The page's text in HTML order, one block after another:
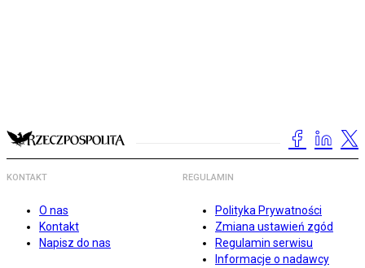
KONTAKT
O nas
Kontakt
Napisz do nas
REGULAMIN
Polityka Prywatności
Zmiana ustawień zgód
Regulamin serwisu
Informacje o nadawcy